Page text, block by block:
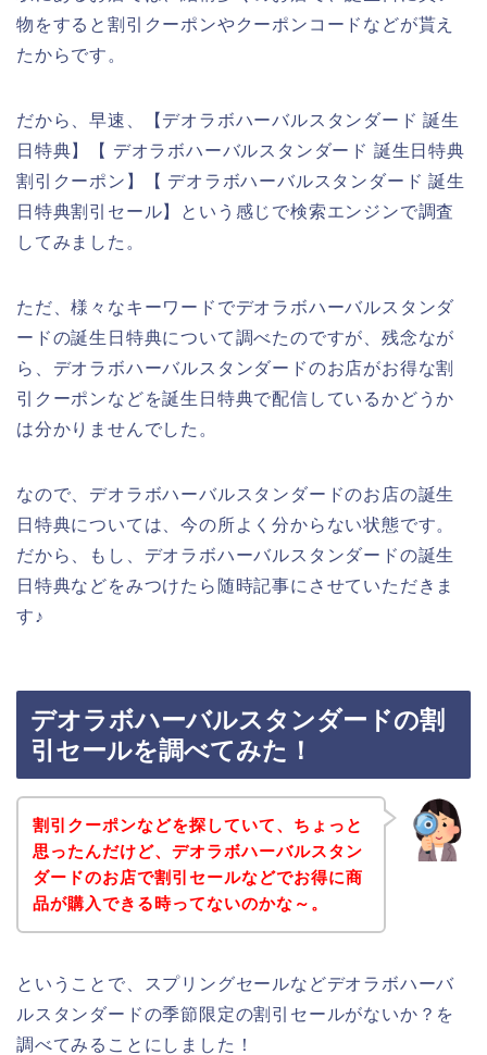
物をすると割引クーポンやクーポンコードなどが貰え
たからです。
だから、早速、【デオラボハーバルスタンダード 誕生
日特典】【 デオラボハーバルスタンダード 誕生日特典
割引クーポン】【 デオラボハーバルスタンダード 誕生
日特典割引セール】という感じで検索エンジンで調査
してみました。
ただ、様々なキーワードでデオラボハーバルスタンダ
ードの誕生日特典について調べたのですが、残念なが
ら、デオラボハーバルスタンダードのお店がお得な割
引クーポンなどを誕生日特典で配信しているかどうか
は分かりませんでした。
なので、デオラボハーバルスタンダードのお店の誕生
日特典については、今の所よく分からない状態です。
だから、もし、デオラボハーバルスタンダードの誕生
日特典などをみつけたら随時記事にさせていただきま
す♪
デオラボハーバルスタンダードの割
引セールを調べてみた！
割引クーポンなどを探していて、ちょっと
思ったんだけど、デオラボハーバルスタン
ダードのお店で割引セールなどでお得に商
品が購入できる時ってないのかな～。
ということで、スプリングセールなどデオラボハーバ
ルスタンダードの季節限定の割引セールがないか？を
調べてみることにしました！